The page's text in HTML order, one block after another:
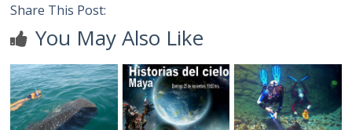
Share This Post:
You May Also Like